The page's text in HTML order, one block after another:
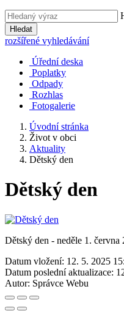
Hledat
rozšířené vyhledávání
Úřední deska
Poplatky
Odpady
Rozhlas
Fotogalerie
Úvodní stránka
Život v obci
Aktuality
Dětský den
Dětský den
Dětský den - neděle 1.
Datum vložení: 12. 5. 2025
Datum poslední aktualizace:
Autor: Správce Webu